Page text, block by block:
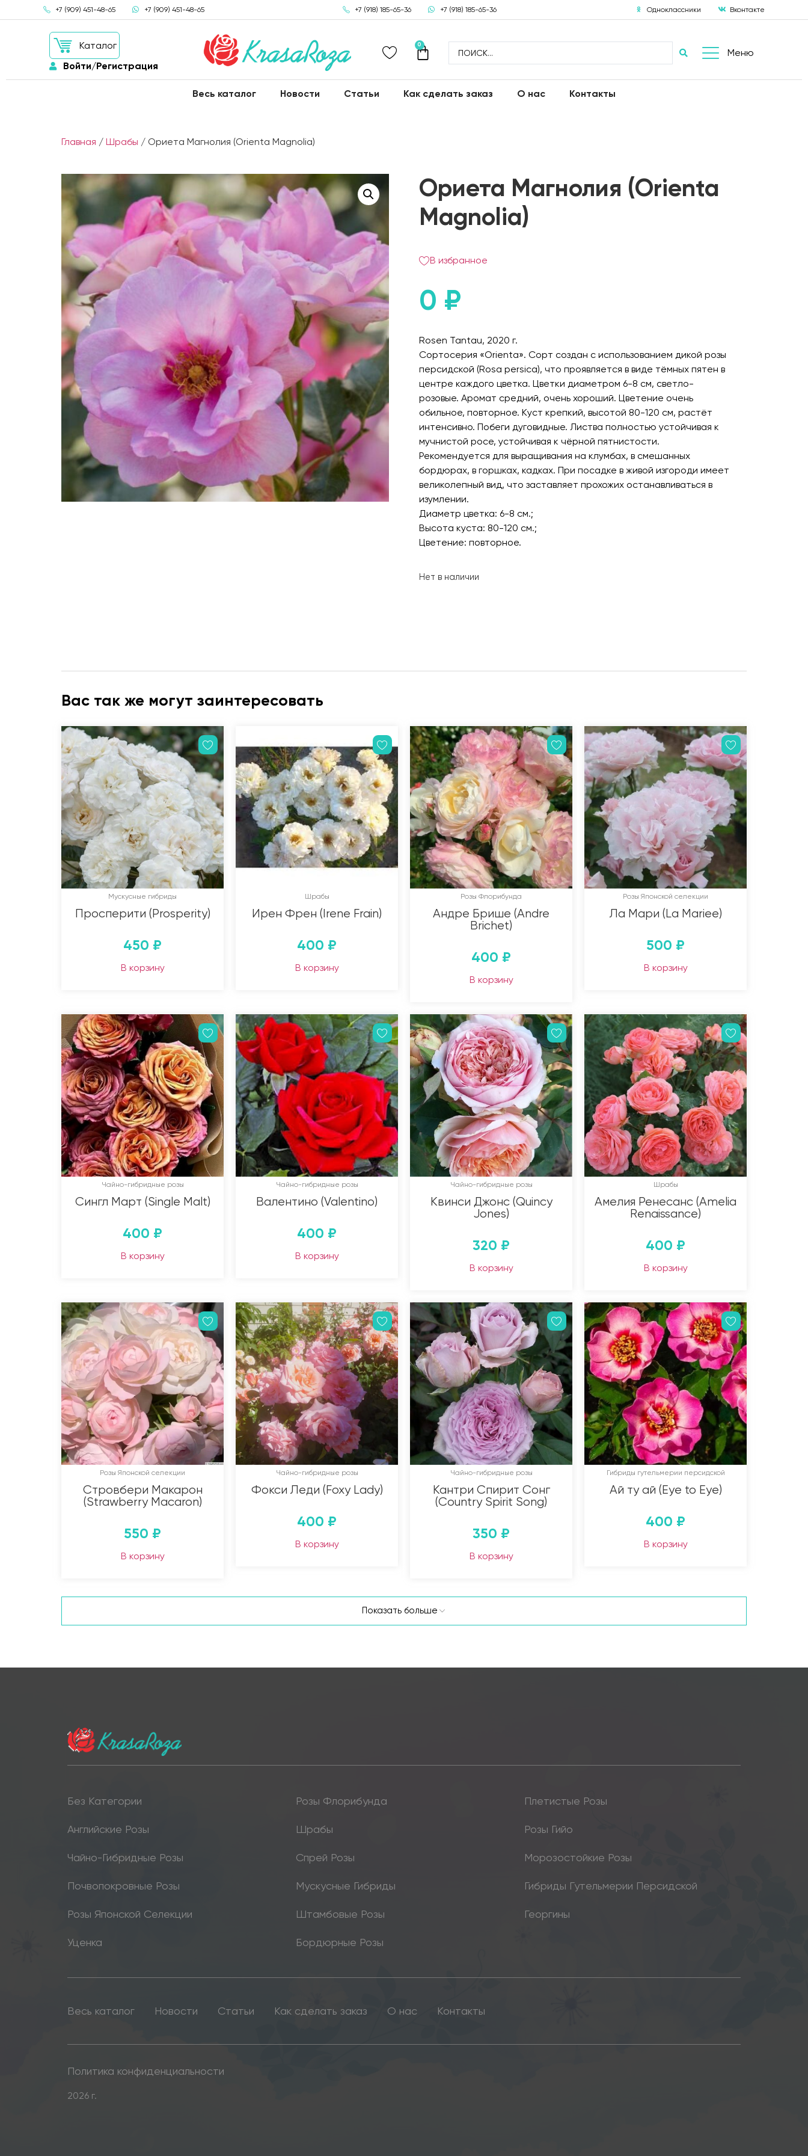
+7 (909) 451-48-65 +7 (909) 451-48-65 +7 (918) 185-65-36 +7 (918) 185-65-36 Одноклассники Вконтакте
Каталог
Войти/Регистрация
0
Меню
Весь каталог Новости Статьи Как сделать заказ О нас Контакты
Главная / Шрабы / Ориета Магнолия (Orienta Magnolia)
Ориета Магнолия (Orienta
Magnolia)
В избранное
0 ₽
Rosen Tantau, 2020 г.
Сортосерия «Orienta». Сорт создан с использованием дикой розы
персидской (Rosa persica), что проявляется в виде тёмных пятен в
центре каждого цветка. Цветки диаметром 6-8 см, светло-
розовые. Аромат средний, очень хороший. Цветение очень
обильное, повторное. Куст крепкий, высотой 80-120 см, растёт
интенсивно. Побеги дуговидные. Листва полностью устойчивая к
мучнистой росе, устойчивая к чёрной пятнистости.
Рекомендуется для выращивания на клумбах, в смешанных
бордюрах, в горшках, кадках. При посадке в живой изгороди имеет
великолепный вид, что заставляет прохожих останавливаться в
изумлении.
Диаметр цветка: 6-8 см.;
Высота куста: 80-120 см.;
Цветение: повторное.
Нет в наличии
Вас так же могут заинтересовать
Мускусные гибриды
Просперити (Prosperity)
450 ₽
В корзину
Шрабы
Ирен Френ (Irene Frain)
400 ₽
В корзину
Розы Флорибунда
Андре Брише (Andre
Brichet)
400 ₽
В корзину
Розы Японской селекции
Ла Мари (La Mariee)
500 ₽
В корзину
Чайно-гибридные розы
Сингл Март (Single Malt)
400 ₽
В корзину
Чайно-гибридные розы
Валентино (Valentino)
400 ₽
В корзину
Чайно-гибридные розы
Квинси Джонс (Quincy
Jones)
320 ₽
В корзину
Шрабы
Амелия Ренесанс (Amelia
Renaissance)
400 ₽
В корзину
Розы Японской селекции
Стровбери Макарон
(Strawberry Macaron)
550 ₽
В корзину
Чайно-гибридные розы
Фокси Леди (Foxy Lady)
400 ₽
В корзину
Чайно-гибридные розы
Кантри Спирит Сонг
(Country Spirit Song)
350 ₽
В корзину
Гибриды гутельмерии персидской
Ай ту ай (Eye to Eye)
400 ₽
В корзину
Показать больше
Без Категории Розы Флорибунда Плетистые Розы
Английские Розы Шрабы Розы Гийо
Чайно-Гибридные Розы Спрей Розы Морозостойкие Розы
Почвопокровные Розы Мускусные Гибриды Гибриды Гутельмерии Персидской
Розы Японской Селекции Штамбовые Розы Георгины
Уценка Бордюрные Розы
Весь каталог Новости Статьи Как сделать заказ О нас Контакты
Политика конфиденциальности
2026 г.